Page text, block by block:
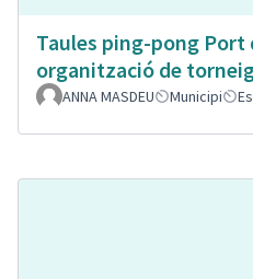
Taules ping-pong Port
organització de
ANNA MASDEU Municipi